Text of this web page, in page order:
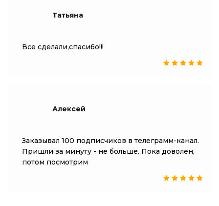
Татьяна
Все сделали,спасибо!!!
Алексей
Заказывал 100 подписчиков в телеграмм-канал.
Пришли за минуту - не больше. Пока доволен,
потом посмотрим